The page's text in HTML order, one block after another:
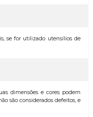
se for utilizado utensílios de
dimensões e cores podem
são considerados defeitos, e